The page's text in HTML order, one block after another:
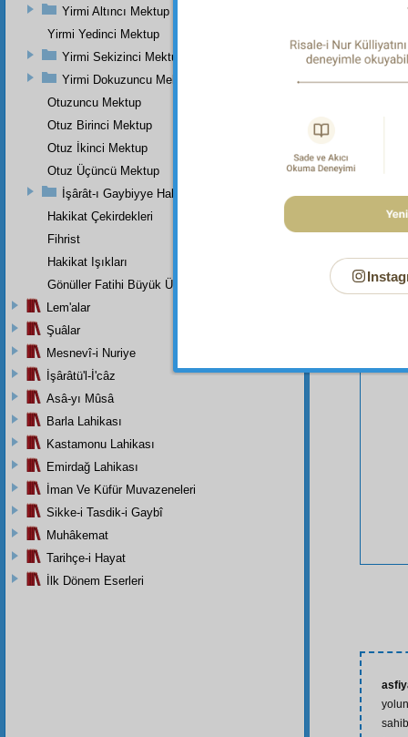
Bu
Yirmi Altıncı Mektup
Yirmi Yedinci Mektup
Yirmi Sekizinci Mektup
Yirmi Dokuzuncu Mektup
Otuzuncu Mektup
Otuz Birinci Mektup
Otuz İkinci Mektup
Otuz Üçüncü Mektup
İşârât-ı Gaybiyye Hakkında Bir Takriz
Hakikat Çekirdekleri
Fihrist
Hakikat Işıkları
Gönüller Fatihi Büyük Üstada
Lem'alar
Şuâlar
Mesnevî-i Nuriye
İşârâtü'l-İ'câz
Asâ-yı Mûsâ
Barla Lahikası
Kastamonu Lahikası
Emirdağ Lahikası
İman Ve Küfür Muvazeneleri
Sikke-i Tasdik-i Gaybî
Muhâkemat
Tarihçe-i Hayat
İlk Dönem Eserleri